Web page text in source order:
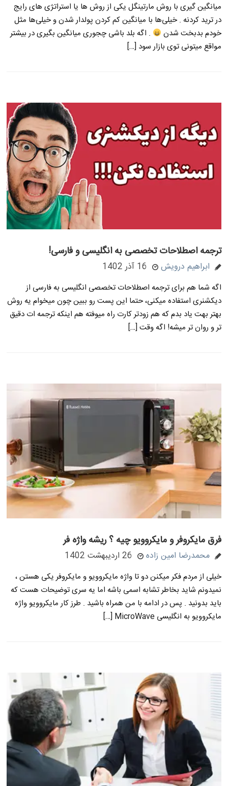
میانگین گیری با روش مارتینگل یکی از روش ها یا استراتژی های رایج
در ترید کردنه . خیلی‌ها با میانگین کم کردن پولدار شدن و خیلی‌ها مثل
خودم بدبخت شدن
. اگه بلد باشی چجوری میانگین بگیری در بیشتر
مواقع میتونی توی بازار سود […]
ترجمه اصطلاحات تخصصی به انگلیسی و فارسی!
ابراهیم درویش 16 آذر 1402
اگه شما هم برای ترجمه اصطلاحات تخصصی انگلیسی به فارسی از
دیکشنری استفاده میکنی، حتما این پست رو ببین چون میخوام یه روش
بهتر بهت یاد بدم که هم زودتر کارت راه میوفته هم اینکه ترجمه ات دقیق
تر و روان تر میشه! اگه وقت […]
فرق مایکروفر و مایکروویو چیه ؟ ریشه واژه فر
محمدرضا امین زاده 26 اردیبهشت 1402
خیلی از مردم فکر میکنن دو تا واژه مایکروویو و مایکروفر یکی هستن ،
نمیدونم شاید بخاطر تشابه اسمی باشه اما یه سری توضیحات هست که
باید بدونید . پس در ادامه با من همراه باشید . طرز کار مایکروویو واژه
مایکروویو به انگلیسی MicroWave […]